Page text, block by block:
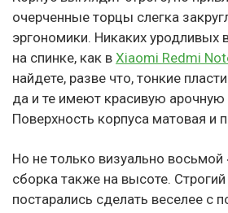
очерченные торцы слегка
эргономики. Никаких уродливых
на спинке, как в Xiaomi Redmi
найдете, разве что, тонкие
да и те имеют красивую
Поверхность корпуса матовая и
Но не только визуально восьмой
сборка также на высоте.
постарались сделать веселее с